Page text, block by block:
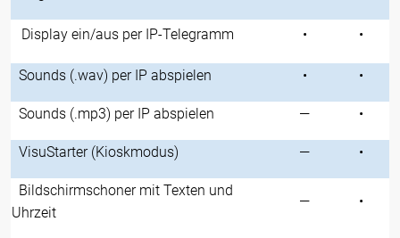
Display ein/aus per IP-Telegramm • •
Sounds (.wav) per IP abspielen • •
Sounds (.mp3) per IP abspielen — •
VisuStarter (Kioskmodus) — •
Bildschirmschoner mit Texten und
Uhrzeit
— •